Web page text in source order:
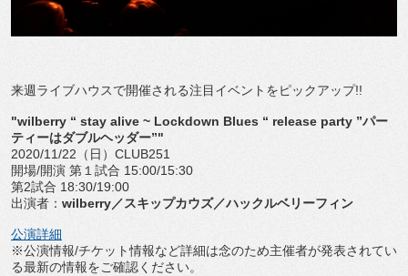
来週ライブハウスで開催される注目イベントをピックアップ!!
"wilberry “ stay alive ~ Lockdown Blues “ release party ”パー
ティーはダブルヘッダー”"
2020/11/22（日）CLUB251
開場/開演 第１試合 15:00/15:30
第2試合 18:30/19:00
出演者： wilberry／スキップカウズ／ハックルベリーフィン
公演詳細
※公演情報/チケット情報など詳細は念のため主催者が発表されてい
る最新の情報をご確認ください。